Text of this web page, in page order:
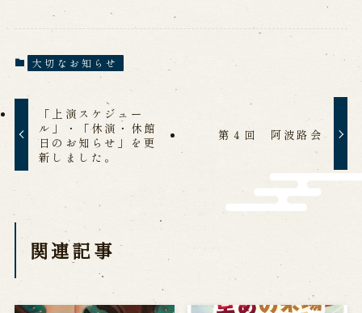
淡路島と国生み神話
淡路人形浄瑠璃の歴史
南あわじ市の伝統芸能
ご利用案内
営業日時・料金 館内のご案内
お問い合わせ
よくあるご質問
お電話でお問い合わせ
大切なお知らせ
「上演スケジュー
ル」・「休演・休館
日のお知らせ」を更
新しました。
第４回 阿波路会
関連記事